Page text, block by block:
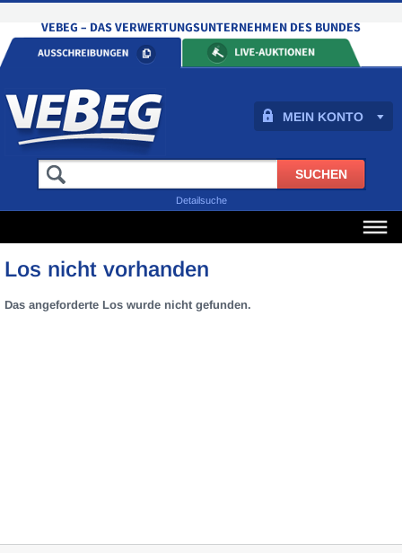
MEIN KONTO
Detailsuche
Los nicht vorhanden
Das angeforderte Los wurde nicht gefunden.